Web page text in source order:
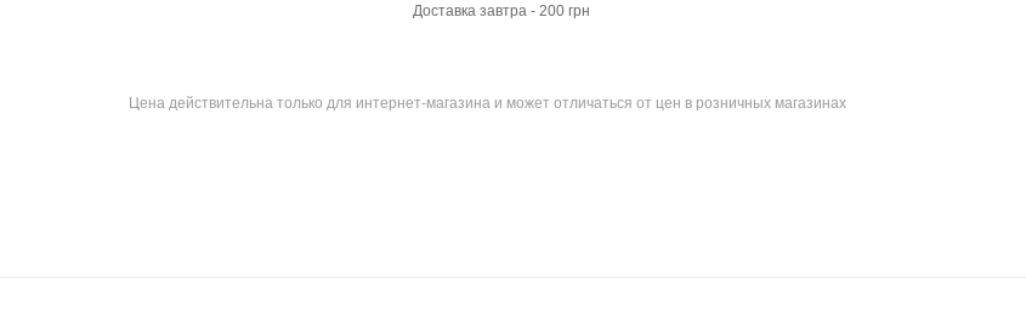
Доставка завтра - 200 грн
Цена действительна только для интернет-магазина и может отличаться от цен в розничных магазинах